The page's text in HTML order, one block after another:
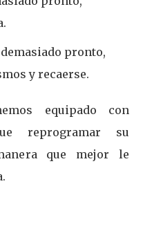
pronto,
y recaerse.
equipado con
reprogramar su
que mejor le